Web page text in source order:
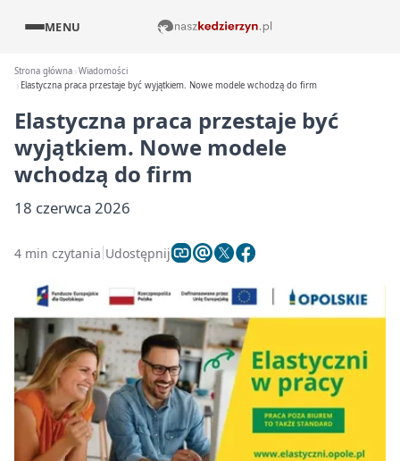
MENU
Strona główna Wiadomości
Elastyczna praca przestaje być wyjątkiem. Nowe modele wchodzą do firm
Elastyczna praca przestaje być
wyjątkiem. Nowe modele
wchodzą do firm
18 czerwca 2026
4 min czytania Udostępnij